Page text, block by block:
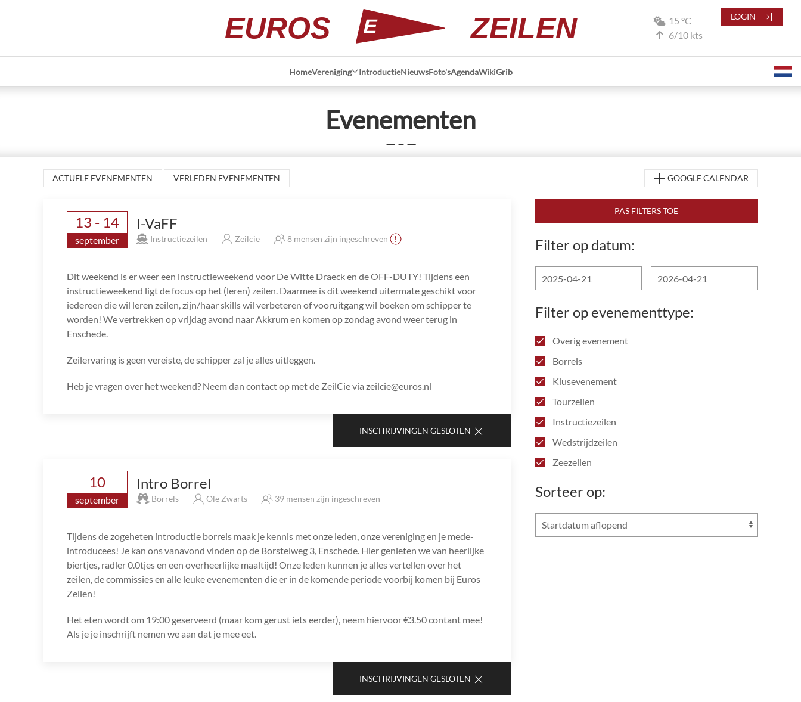
15 °C
6/10 kts
EUROS ZEILEN
HomeVereniging IntroductieNieuwsFoto'sAgendaWikiGrib
LOGIN
Evenementen
— – —
ACTUELE EVENEMENTEN VERLEDEN EVENEMENTEN GOOGLE CALENDAR
Filter op datum:
Filter op evenementtype:
Overig evenement
Borrels
Klusevenement
Tourzeilen
Instructiezeilen
Wedstrijdzeilen
Zeezeilen
Sorteer op:
13 - 14
september
I-VaFF
Instructiezeilen Zeilcie 8 mensen zijn ingeschreven
Dit weekend is er weer een instructieweekend voor De Witte Draeck en de OFF-DUTY! Tijdens een
instructieweekend ligt de focus op het (leren) zeilen. Daarmee is dit weekend uitermate geschikt voor
iedereen die wil leren zeilen, zijn/haar skills wil verbeteren of vooruitgang wil boeken om schipper te
worden! We vertrekken op vrijdag avond naar Akkrum en komen op zondag avond weer terug in
Enschede.
Zeilervaring is geen vereiste, de schipper zal je alles uitleggen.
Heb je vragen over het weekend? Neem dan contact op met de ZeilCie via zeilcie@euros.nl
INSCHRIJVINGEN GESLOTEN
10
september
Intro Borrel
Borrels Ole Zwarts 39 mensen zijn ingeschreven
Tijdens de zogeheten introductie borrels maak je kennis met onze leden, onze vereniging en je mede-
introducees! Je kan ons vanavond vinden op de Borstelweg 3, Enschede. Hier genieten we van heerlijke
biertjes, radler 0.0tjes en een overheerlijke maaltijd! Onze leden kunnen je alles vertellen over het
zeilen, de commissies en alle leuke evenementen die er in de komende periode voorbij komen bij Euros
Zeilen!
Het eten wordt om 19:00 geserveerd (maar kom gerust iets eerder), neem hiervoor €3.50 contant mee!
Als je je inschrijft nemen we aan dat je mee eet.
INSCHRIJVINGEN GESLOTEN